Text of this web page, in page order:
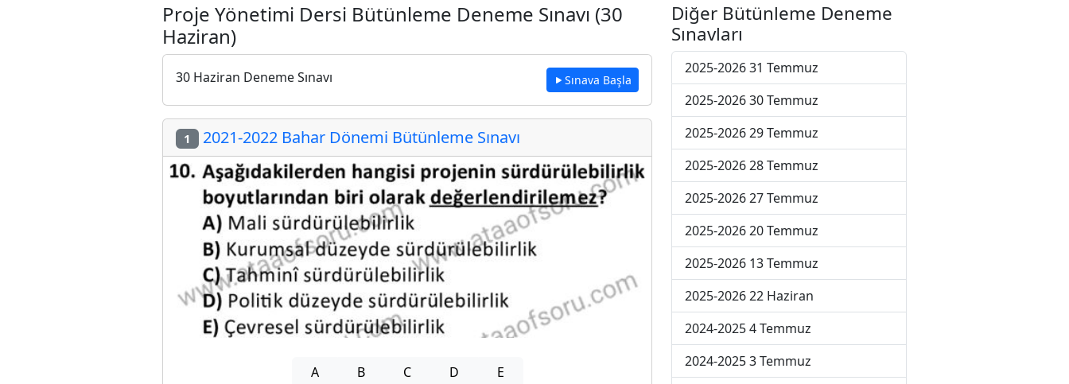
Proje Yönetimi Dersi Bütünleme Deneme Sınavı (30
Haziran)
30 Haziran Deneme Sınavı Sınava Başla
1 2021-2022 Bahar Dönemi Bütünleme Sınavı
A B C D E
Diğer Bütünleme Deneme
Sınavları
2025-2026 31 Temmuz
2025-2026 30 Temmuz
2025-2026 29 Temmuz
2025-2026 28 Temmuz
2025-2026 27 Temmuz
2025-2026 20 Temmuz
2025-2026 13 Temmuz
2025-2026 22 Haziran
2024-2025 4 Temmuz
2024-2025 3 Temmuz